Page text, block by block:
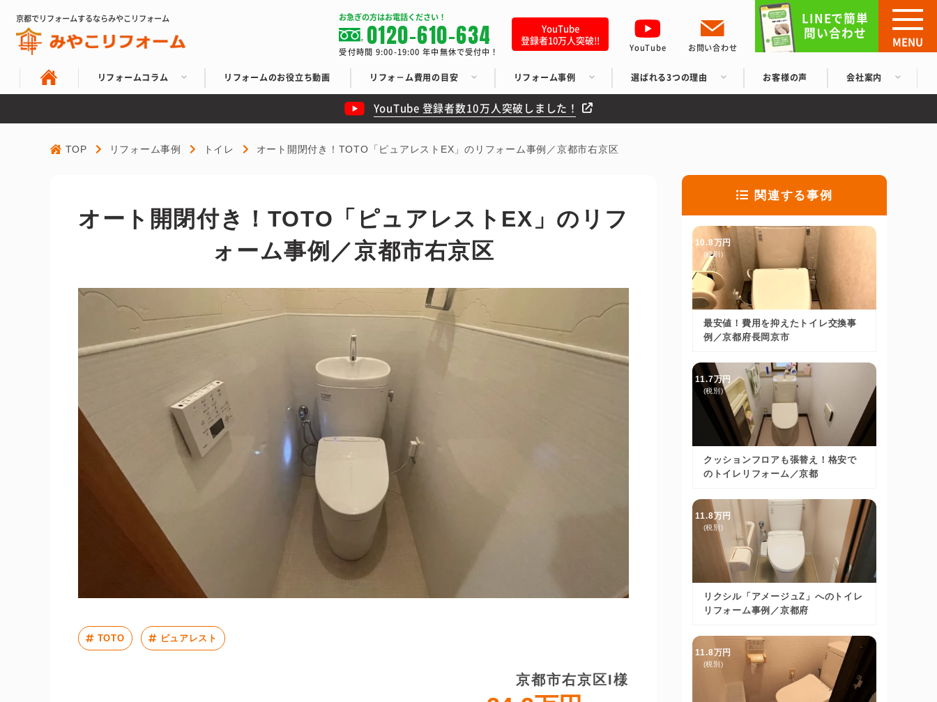
京都でリフォームするならみやこリフォーム お急ぎの方はお電話ください！
0120-610-634
受付時間 9:00-19:00 年中無休で受付中！
YouTube
登録者10万人突破!!
YouTube お問い合わせ
リフォームコラム リフォームのお役立ち動画 リフォ－ム費用の目安 リフォーム事例 選ばれる3つの理由 お客様の声 会社案内
YouTube 登録者数10万人突破しました！
LINEで簡単
問い合わせ
MENU
TOP リフォーム事例 トイレ オート開閉付き！TOTO「ピュアレストEX」のリフォーム事例／京都市右京区
オート開閉付き！TOTO「ピュアレストEX」のリフ
ォーム事例／京都市右京区
TOTO ピュアレスト
京都市右京区I様
関連する事例
10.8万円
(税別)
最安値！費用を抑えたトイレ交換事
例／京都府長岡京市
11.7万円
(税別)
クッションフロアも張替え！格安で
のトイレリフォーム／京都
11.8万円
(税別)
リクシル「アメージュZ」へのトイレ
リフォーム事例／京都府
11.8万円
(税別)